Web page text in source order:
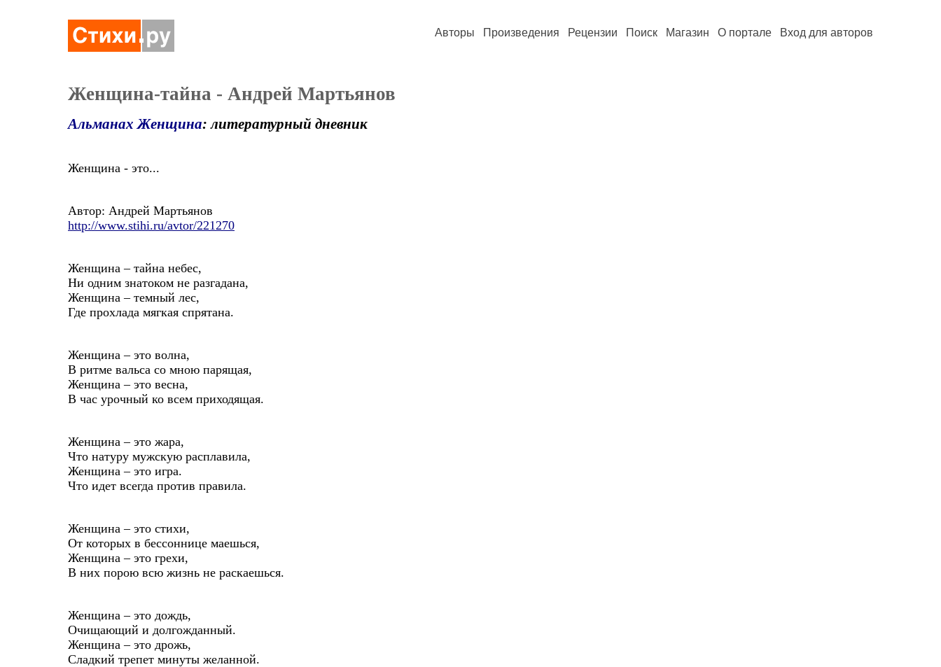
Авторы Произведения Рецензии Поиск Магазин О портале Вход для авторов
Женщина-тайна - Андрей Мартьянов
Альманах Женщина: литературный дневник
Женщина - это...
Автор: Андрей Мартьянов
http://www.stihi.ru/avtor/221270
Женщина – тайна небес,
Ни одним знатоком не разгадана,
Женщина – темный лес,
Где прохлада мягкая спрятана.
Женщина – это волна,
В ритме вальса со мною парящая,
Женщина – это весна,
В час урочный ко всем приходящая.
Женщина – это жара,
Что натуру мужскую расплавила,
Женщина – это игра.
Что идет всегда против правила.
Женщина – это стихи,
От которых в бессоннице маешься,
Женщина – это грехи,
В них порою всю жизнь не раскаешься.
Женщина – это дождь,
Очищающий и долгожданный.
Женщина – это дрожь,
Сладкий трепет минуты желанной.